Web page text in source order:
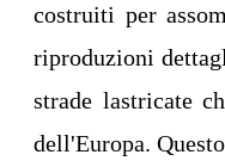
costruiti per
riproduzioni
strade lastricate
dell'Europa.